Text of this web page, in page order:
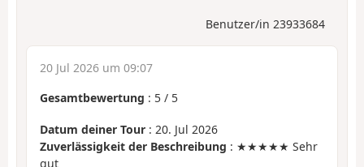
Benutzer/in 23933684
20 Jul 2026 um 09:07
Gesamtbewertung : 5 / 5
Datum deiner Tour : 20. Jul 2026
Zuverlässigkeit der Beschreibung : ★★★★★ Sehr
gut